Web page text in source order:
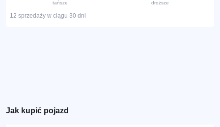
tańsze
droższe
12 sprzedaży w ciągu 30 dni
Jak kupić pojazd